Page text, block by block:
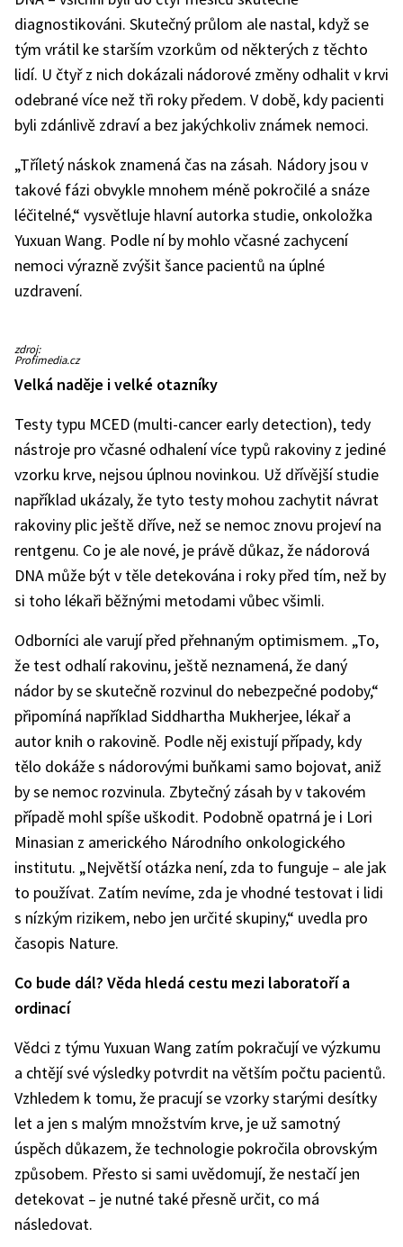
diagnostikováni. Skutečný průlom ale nastal, když se
tým vrátil ke starším vzorkům od některých z těchto
lidí. U čtyř z nich dokázali nádorové změny odhalit v krvi
odebrané více než tři roky předem. V době, kdy pacienti
byli zdánlivě zdraví a bez jakýchkoliv známek nemoci.
„Tříletý náskok znamená čas na zásah. Nádory jsou v
takové fázi obvykle mnohem méně pokročilé a snáze
léčitelné,“ vysvětluje hlavní autorka studie, onkoložka
Yuxuan Wang. Podle ní by mohlo včasné zachycení
nemoci výrazně zvýšit šance pacientů na úplné
uzdravení.
zdroj:
Profimedia.cz
Velká naděje i velké otazníky
Testy typu MCED (multi-cancer early detection), tedy
nástroje pro včasné odhalení více typů rakoviny z jediné
vzorku krve, nejsou úplnou novinkou. Už dřívější studie
například ukázaly, že tyto testy mohou zachytit návrat
rakoviny plic ještě dříve, než se nemoc znovu projeví na
rentgenu. Co je ale nové, je právě důkaz, že nádorová
DNA může být v těle detekována i roky před tím, než by
si toho lékaři běžnými metodami vůbec všimli.
Odborníci ale varují před přehnaným optimismem. „To,
že test odhalí rakovinu, ještě neznamená, že daný
nádor by se skutečně rozvinul do nebezpečné podoby,“
připomíná například Siddhartha Mukherjee, lékař a
autor knih o rakovině. Podle něj existují případy, kdy
tělo dokáže s nádorovými buňkami samo bojovat, aniž
by se nemoc rozvinula. Zbytečný zásah by v takovém
případě mohl spíše uškodit. Podobně opatrná je i Lori
Minasian z amerického Národního onkologického
institutu. „Největší otázka není, zda to funguje – ale jak
to používat. Zatím nevíme, zda je vhodné testovat i lidi
s nízkým rizikem, nebo jen určité skupiny,“ uvedla pro
časopis Nature.
Co bude dál? Věda hledá cestu mezi laboratoří a
ordinací
Vědci z týmu Yuxuan Wang zatím pokračují ve výzkumu
a chtějí své výsledky potvrdit na větším počtu pacientů.
Vzhledem k tomu, že pracují se vzorky starými desítky
let a jen s malým množstvím krve, je už samotný
úspěch důkazem, že technologie pokročila obrovským
způsobem. Přesto si sami uvědomují, že nestačí jen
detekovat – je nutné také přesně určit, co má
následovat.